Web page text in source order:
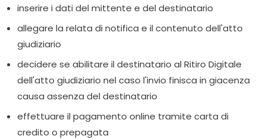
inserire i dati del mittente e del destinatario
allegare la relata di notifica e il contenuto dell'atto
giudiziario
decidere se abilitare il destinatario al Ritiro Digitale
dell'atto giudiziario nel caso l'invio finisca in giacenza
causa assenza del destinatario
effettuare il pagamento online tramite carta di
credito o prepagata